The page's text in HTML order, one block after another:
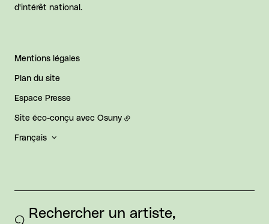
d'intérêt national.
Mentions légales
Plan du site
Espace Presse
Site éco-conçu avec Osuny
Français
Rechercher un artiste,